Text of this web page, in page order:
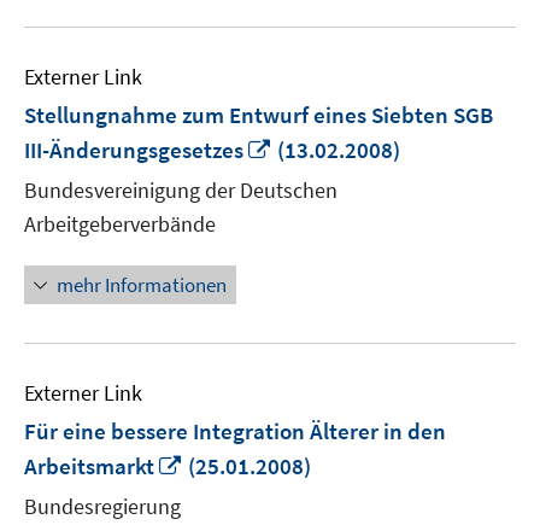
Externer Link
Stellungnahme zum Entwurf eines Siebten SGB
III-Änderungsgesetzes
In
neuem
Fenster
(13.02.2008)
Bundesvereinigung der Deutschen
Arbeitgeberverbände
mehr Informationen
Externer Link
Für eine bessere Integration Älterer in den
Arbeitsmarkt
In
(25.01.2008)
Bundesregierung